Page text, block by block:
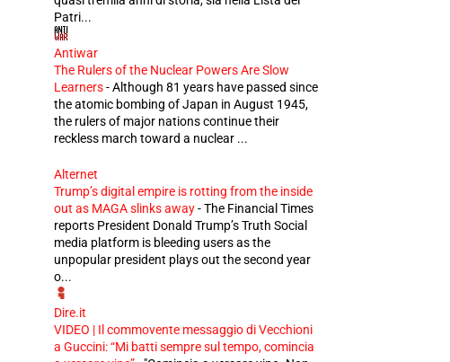
Patri...
Antiwar
The Rulers of the Nuclear Powers Are Slow
Learners-Although 81 years have passed since
the atomic bombing of Japan in August 1945,
the rulers of major nations continue their
reckless march toward a nuclear ...
Alternet
Trump’s digital empire is rotting from the inside
out as MAGA slinks away-The Financial Times
reports President Donald Trump’s Truth Social
media platform is bleeding users as the
unpopular president plays out the second year
o...
Dire.it
VIDEO | Il commovente messaggio di Vecchioni
a Guccini: “Mi batti sempre sul tempo, comincia